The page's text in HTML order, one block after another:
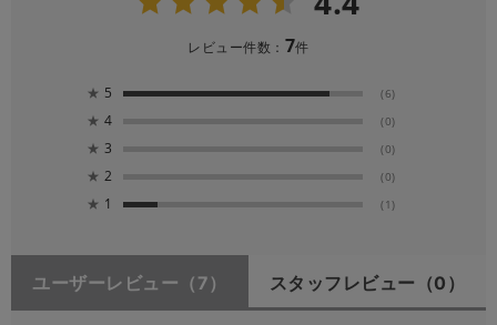
レビュー件数： 7件
★ 5 (6)
★ 4 (0)
★ 3 (0)
★ 2 (0)
★ 1 (1)
ユーザーレビュー （7） スタッフレビュー （0）